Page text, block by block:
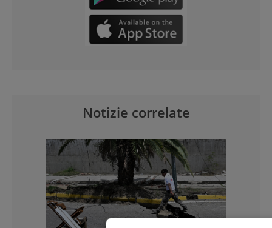
Notizie correlate